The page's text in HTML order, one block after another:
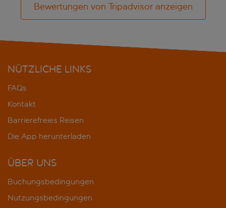
Bewertungen von Tripadvisor anzeigen
NÜTZLICHE LINKS
FAQs
Kontakt
Barrierefreies Reisen
Die App herunterladen
ÜBER UNS
Buchungsbedingungen
Nutzungsbedingungen